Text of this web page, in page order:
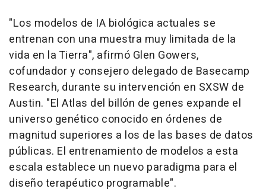
"Los modelos de IA biológica actuales se
entrenan con una muestra muy limitada de la
vida en la Tierra", afirmó Glen Gowers,
cofundador y consejero delegado de Basecamp
Research, durante su intervención en SXSW de
Austin. "El Atlas del billón de genes expande el
universo genético conocido en órdenes de
magnitud superiores a los de las bases de datos
públicas. El entrenamiento de modelos a esta
escala establece un nuevo paradigma para el
diseño terapéutico programable".